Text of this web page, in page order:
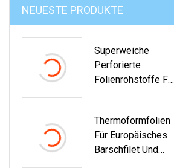
NEUESTE PRODUKTE
Superweiche
Perforierte
Folienrohstoffe Für
Thermoformfolien
Für Europäisches
Barschfilet Und